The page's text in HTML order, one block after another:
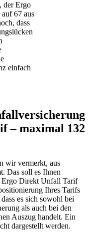
der Ergo
67 aus
dass
einfach
– maximal 132
wir vermerkt, aus
Das soll es Ihnen
Ergo Direkt Unfall Tarif
Ihres Tarifs
es sich sowohl bei
als auch bei den
Auszug handelt. Ein
dargestellt werden.